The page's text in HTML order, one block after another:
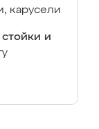
карусели
и